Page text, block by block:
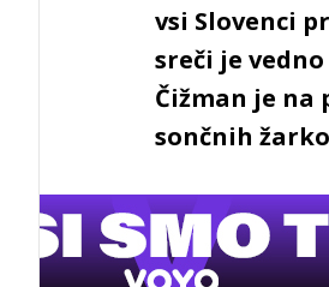
vsi Slovenci
sreči je
Čižman je na
sončnih